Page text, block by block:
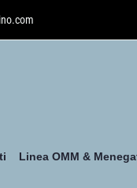
Linea OMM &